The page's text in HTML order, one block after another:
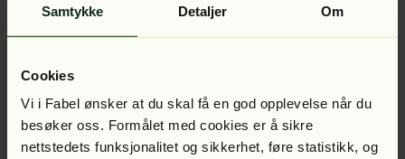
Samtykke Detaljer Om
Cookies
Vi i Fabel ønsker at du skal få en god opplevelse når du
besøker oss. Formålet med cookies er å sikre
nettstedets funksjonalitet og sikkerhet, føre statistikk, og